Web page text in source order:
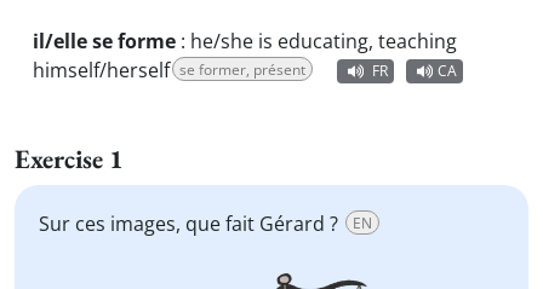
il/elle se forme : he/she is educating, teaching
himself/herself se former, présent FR CA
Exercise 1
Sur ces images, que fait Gérard ? EN